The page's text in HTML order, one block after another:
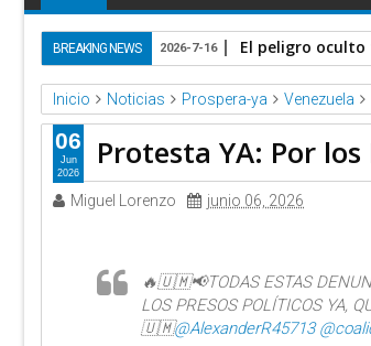
BREAKING NEWS El peligro oculto
2026-7-16
Inicio Noticias Prospera-ya Venezuela
Protesta YA: Por
Miguel Lorenzo junio 06, 2026
🔥🇺🇲📢TODAS ESTAS
LOS PRESOS POLÍTICOS YA,
🇺🇲@AlexanderR45713
06
Jun
2026